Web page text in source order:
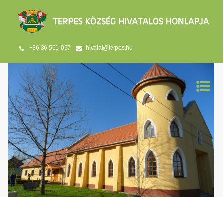
+36 36 561-057 hivatal@terpes.hu